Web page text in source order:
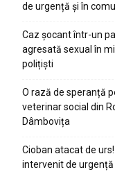
de urgență și în
Caz șocant într-un
agresată sexual în
polițiști
O rază de speranță
veterinar social din
Dâmbovița
Cioban atacat de
intervenit de